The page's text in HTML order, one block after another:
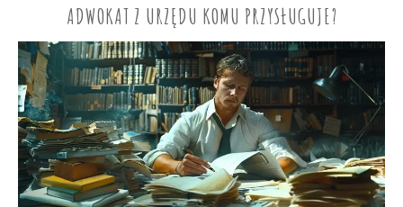
CONTENTADWOKAT Z URZĘDU KOMU PRZYSŁUGUJE?